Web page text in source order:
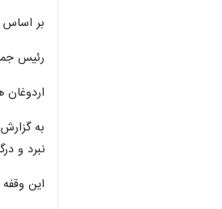
بر اساس
رئیس
به
نبرد و درگیری، سوم آذرماه ۱۴۰۲ (۲۴ نوامبر
این وقفه در جنگ،